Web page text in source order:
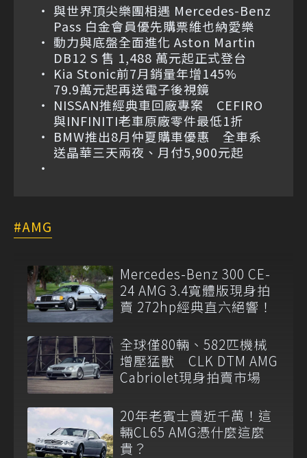
與世界頂尖樂團相遇 Mercedes-Benz
Pass 白金會員優先購票維也納愛樂
動力與底盤全面進化 Aston Martin
DB12 S 售 1,488 萬元起正式登台
Kia Stonic前7月銷量年增145%
79.9萬元起再送電子後視鏡
NISSAN推經典車回廠專案 CEFIRO
與INFINITI老車原廠零件最低1折
BMW推出8月仲夏購車優惠 全車系
送晶華三天兩夜、月付5,900元起
AMG
Mercedes-Benz 300 CE-
24 AMG 3.4寬體版現身拍
賣 272hp經典直六絕響！
全球僅80輛、582匹機械
增壓猛獸 CLK DTM AMG
Cabriolet現身拍賣市場
20年老賓士賣近千萬！這
輛CL65 AMG憑什麼這麼
貴？